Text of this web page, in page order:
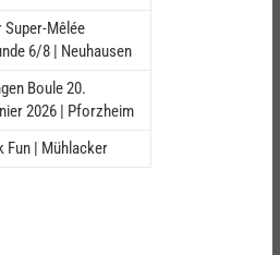
Super-Mêlée
6/8 | Neuhausen
Boule 20.
2026 | Pforzheim
Fun | Mühlacker